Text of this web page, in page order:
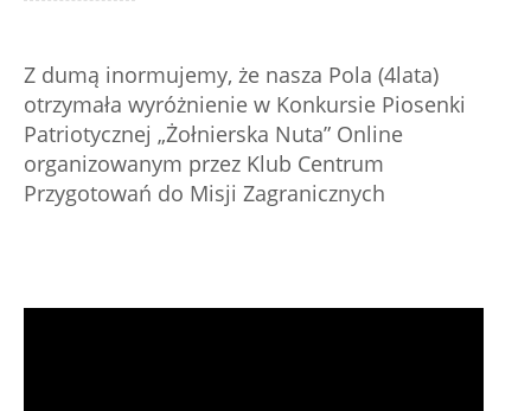
Z dumą inormujemy, że nasza Pola (4lata)
otrzymała wyróżnienie w Konkursie Piosenki
Patriotycznej „Żołnierska Nuta” Online
organizowanym przez Klub Centrum
Przygotowań do Misji Zagranicznych